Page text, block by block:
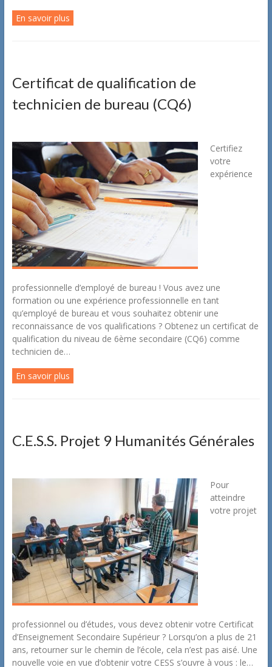
En savoir plus
Certificat de qualification de
technicien de bureau (CQ6)
Certifiez
votre
expérience
professionnelle d’employé de bureau ! Vous avez une
formation ou une expérience professionnelle en tant
qu’employé de bureau et vous souhaitez obtenir une
reconnaissance de vos qualifications ? Obtenez un certificat de
qualification du niveau de 6ème secondaire (CQ6) comme
technicien de…
En savoir plus
C.E.S.S. Projet 9 Humanités Générales
Pour
atteindre
votre projet
professionnel ou d’études, vous devez obtenir votre Certificat
d’Enseignement Secondaire Supérieur ? Lorsqu’on a plus de 21
ans, retourner sur le chemin de l’école, cela n’est pas aisé. Une
nouvelle voie en vue d’obtenir votre CESS s’ouvre à vous : le…